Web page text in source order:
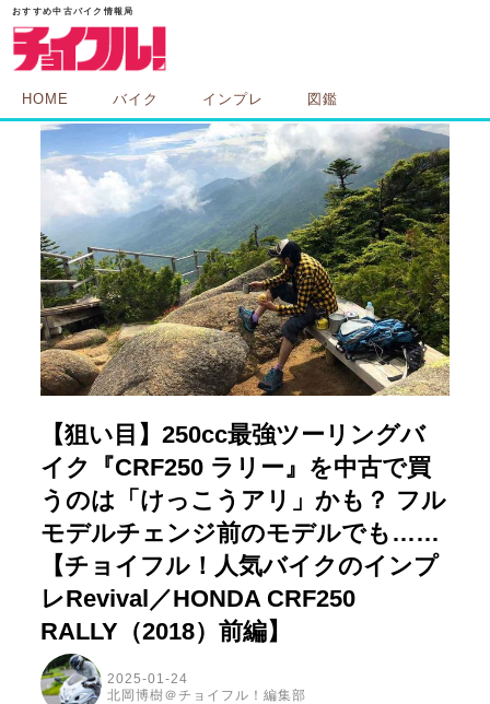
HOME バイク インプレ 図鑑
【狙い目】250cc最強ツーリングバ
イク『CRF250 ラリー』を中古で買
うのは「けっこうアリ」かも？ フル
モデルチェンジ前のモデルでも……
【チョイフル！人気バイクのインプ
レRevival／HONDA CRF250
RALLY（2018）前編】
2025-01-24
北岡博樹＠チョイフル！編集部